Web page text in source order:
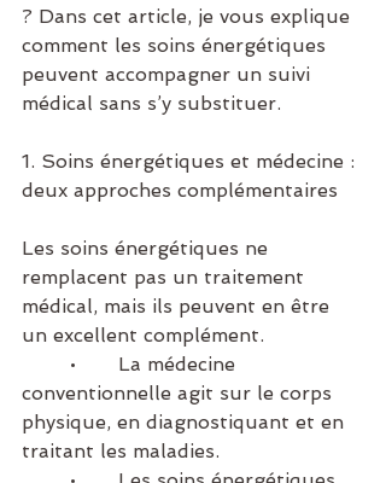
? Dans cet article, je vous explique
comment les soins énergétiques
peuvent accompagner un suivi
médical sans s’y substituer.
1. Soins énergétiques et médecine :
deux approches complémentaires
Les soins énergétiques ne
remplacent pas un traitement
médical, mais ils peuvent en être
un excellent complément.
conventionnelle agit sur le corps
physique, en diagnostiquant et en
traitant les maladies.